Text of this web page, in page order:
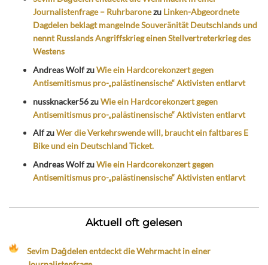
Journalistenfrage – Ruhrbaronezu Linken-Abgeordnete
Dagdelen beklagt mangelnde Souveränität Deutschlands und
nennt Russlands Angriffskrieg einen Stellvertreterkrieg des
Westens
Andreas WolfzuWie ein Hardcorekonzert gegen
Antisemitismus pro-„palästinensische“ Aktivisten entlarvt
nussknacker56zuWie ein Hardcorekonzert gegen
Antisemitismus pro-„palästinensische“ Aktivisten entlarvt
AlfzuWer die Verkehrswende will, braucht ein faltbares E
Bike und ein Deutschland Ticket.
Andreas WolfzuWie ein Hardcorekonzert gegen
Antisemitismus pro-„palästinensische“ Aktivisten entlarvt
Aktuell oft gelesen
Sevim Dağdelen entdeckt die Wehrmacht in einer